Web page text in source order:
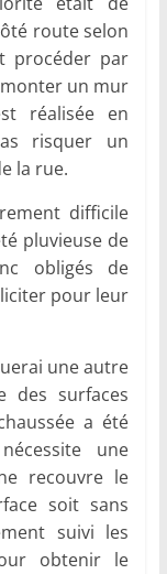
route selon
procéder par
un mur
réalisée en
risquer un
la rue.
difficile
pluvieuse de
obligés de
pour leur
une autre
des surfaces
a été
une
recouvre le
soit sans
suivi les
obtenir le